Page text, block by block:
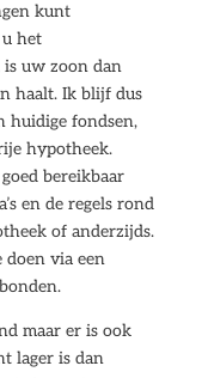
kunt
het
is uw zoon dan
haalt. Ik blijf dus
huidige fondsen,
hypotheek.
bereikbaar
en de regels rond
of anderzijds.
doen via een
maar er is ook
lager is dan